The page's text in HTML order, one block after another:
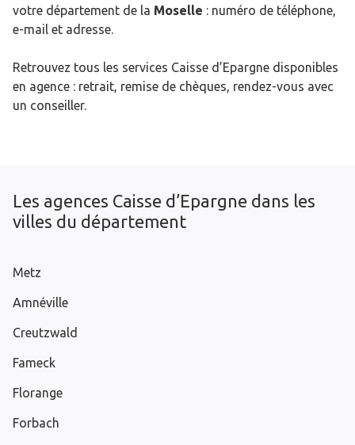
votre département de la Moselle : numéro de téléphone,
e-mail et adresse.
Retrouvez tous les services Caisse d’Epargne disponibles
en agence : retrait, remise de chèques, rendez-vous avec
un conseiller.
Les agences Caisse d’Epargne dans les
villes du département
Metz
Amnéville
Creutzwald
Fameck
Florange
Forbach